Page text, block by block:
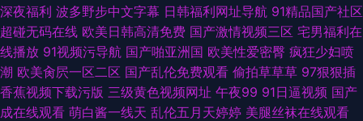
深夜福利 波多野步中文字幕 日韩福利网址导航 91精品国产社区
超碰无码在线 欧美日韩高清免费 国产激情视频三区 宅男福利在
线播放 91视频污导航 国产啪亚洲国 欧美性爱密臀 疯狂少妇喷
潮 欧美肏屄一区二区 国产乱伦免费观看 偷拍草草草 97狠狠插
香蕉视频下载污版 三级黄色视频网址 午夜99 91日逼视频 国产
成在线观看 萌白酱一线天 乱伦五月天婷婷 美腿丝袜在线观看